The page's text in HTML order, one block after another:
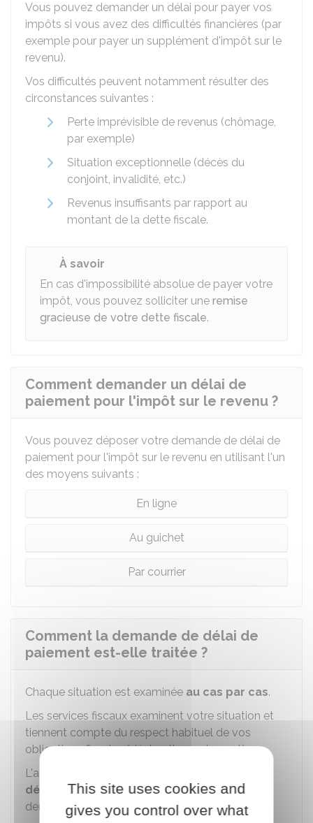
Vous pouvez demander un délai pour payer vos
impôts si vous avez des difficultés financières (par
exemple pour payer un supplément d'impôt sur le
revenu).
Vos difficultés peuvent notamment résulter des
circonstances suivantes :
Perte imprévisible de revenus (chômage,
par exemple)
Situation exceptionnelle (décès du
conjoint, invalidité, etc.)
Revenus insuffisants par rapport au
montant de la dette fiscale.
À savoir
En cas d'impossibilité absolue de payer votre
impôt, vous pouvez solliciter une remise
gracieuse de votre dette fiscale.
Comment demander un délai de
paiement pour l'impôt sur le revenu ?
Vous pouvez déposer votre demande de délai de
paiement pour l'impôt sur le revenu en utilisant l'un
des moyens suivants :
En ligne
Au guichet
Par courrier
Comment la demande de délai de
paiement est-elle traitée ?
Chaque situation est examinée au cas par cas.
Les services fiscaux examinent votre situation et
tiennent compte du respect habituel de vos
obligations fiscales (déclaration, paiement).
L'administration
délai de 2 mois(porté à 4 mois en cas de
demande complexe).
This site uses cookies and
gives you control over what